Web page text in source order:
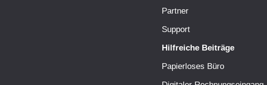
Partner
Support
Hilfreiche Beiträge
Papierloses Büro